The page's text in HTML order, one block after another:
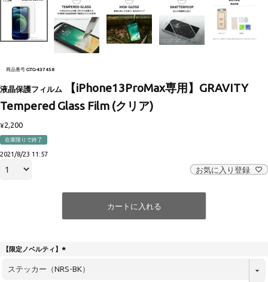
商品番号 GTG-437458
液晶保護フィルム
【iPhone13ProMax専用】GRAVITY
Tempered Glass Film (クリア)
¥2,200
在庫限りで終了
2021/8/23 11:57
お気に入り登録
カートに入れる
【限定ノベルティ】
必